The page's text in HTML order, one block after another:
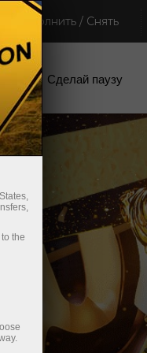
Пополнить / Снять
Сделай паузу
the